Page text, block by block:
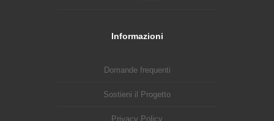
Informazioni
Domande frequenti
Sostieni il Progetto
Privacy Policy